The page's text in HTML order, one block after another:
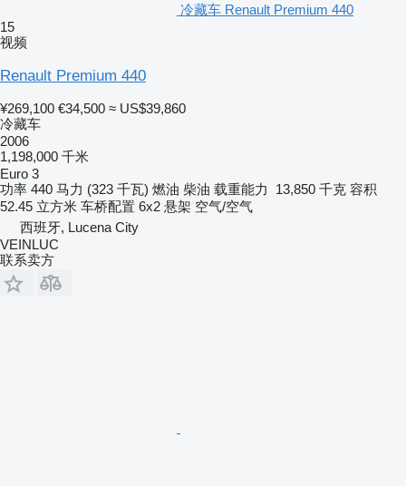
冷藏车 Renault Premium 440
15
视频
Renault Premium 440
¥269,100 €34,500 ≈ US$39,860
冷藏车
2006
1,198,000 千米
Euro 3
功率 440 马力 (323 千瓦) 燃油 柴油 载重能力 13,850 千克 容积
52.45 立方米 车桥配置 6x2 悬架 空气/空气
西班牙, Lucena City
VEINLUC
联系卖方